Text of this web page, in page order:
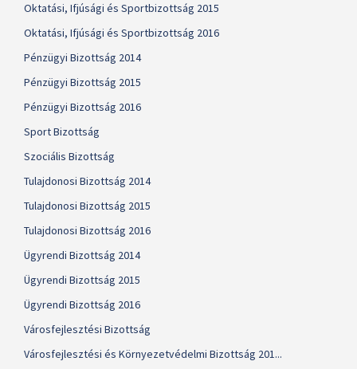
Oktatási, Ifjúsági és Sportbizottság 2015
Oktatási, Ifjúsági és Sportbizottság 2016
Pénzügyi Bizottság 2014
Pénzügyi Bizottság 2015
Pénzügyi Bizottság 2016
Sport Bizottság
Szociális Bizottság
Tulajdonosi Bizottság 2014
Tulajdonosi Bizottság 2015
Tulajdonosi Bizottság 2016
Ügyrendi Bizottság 2014
Ügyrendi Bizottság 2015
Ügyrendi Bizottság 2016
Városfejlesztési Bizottság
Városfejlesztési és Környezetvédelmi Bizottság 201...